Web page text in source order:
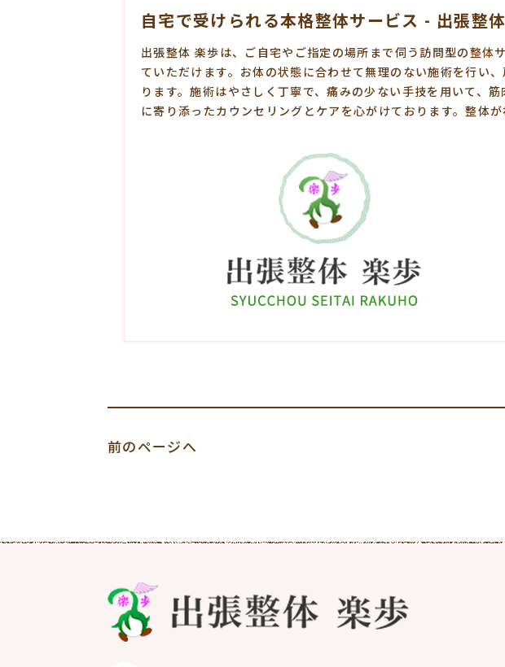
自宅で受けられる本格整体サービス - 出張整
出張整体 楽歩は、ご自宅やご指定の場所まで伺う訪問型の整体
ていただけます。お体の状態に合わせて無理のない施術を行い
ります。施術はやさしく丁寧で、痛みの少ない手技を用いて、
に寄り添ったカウンセリングとケアを心がけております。整体
前のページへ